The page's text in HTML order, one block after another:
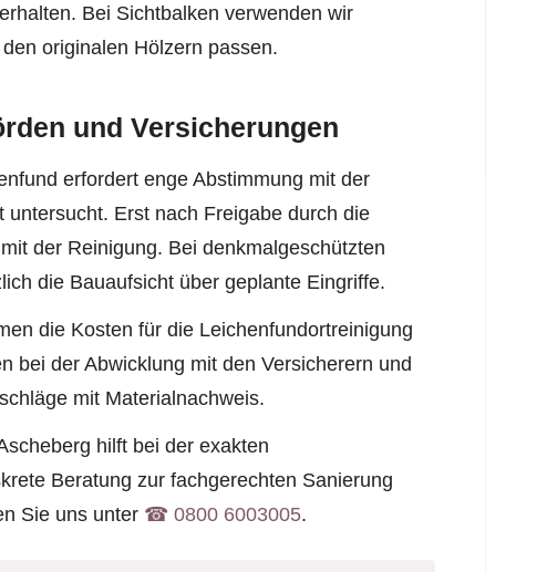
Bei Sichtbalken verwenden wir
originalen Hölzern passen.
und Versicherungen
erfordert enge Abstimmung mit der
Erst nach Freigabe durch die
der Reinigung. Bei denkmalgeschützten
die Bauaufsicht über geplante Eingriffe.
die Kosten für die Leichenfundortreinigung
bei der Abwicklung mit den Versicherern und
mit Materialnachweis.
hilft bei der exakten
Beratung zur fachgerechten Sanierung
Sie uns unter ☎︎ 0800 6003005.